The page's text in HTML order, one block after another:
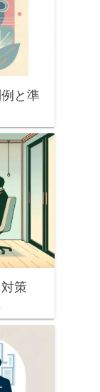
と準
策